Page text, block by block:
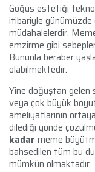
Göğüs estetiği
itibariyle günümüzde
müdahalelerdir.
emzirme gibi
Bununla beraber
olabilmektedir.
Yine doğuştan gelen
veya çok büyük
ameliyatlarının
dilediği yönde
kadar meme
bahsedilen tüm bu
mümkün olmaktadır.